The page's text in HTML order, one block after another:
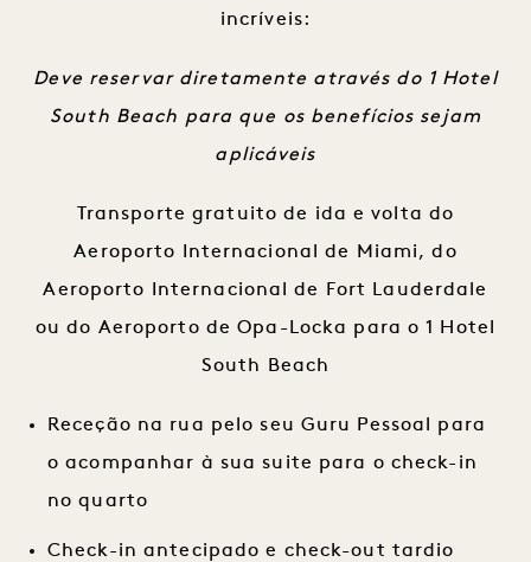
incríveis:
Deve reservar diretamente através do 1 Hotel
South Beach para que os benefícios sejam
aplicáveis
Transporte gratuito de ida e volta do
Aeroporto Internacional de Miami, do
Aeroporto Internacional de Fort Lauderdale
ou do Aeroporto de Opa-Locka para o 1 Hotel
South Beach
Receção na rua pelo seu Guru Pessoal para
o acompanhar à sua suite para o check-in
no quarto
Check-in antecipado e check-out tardio